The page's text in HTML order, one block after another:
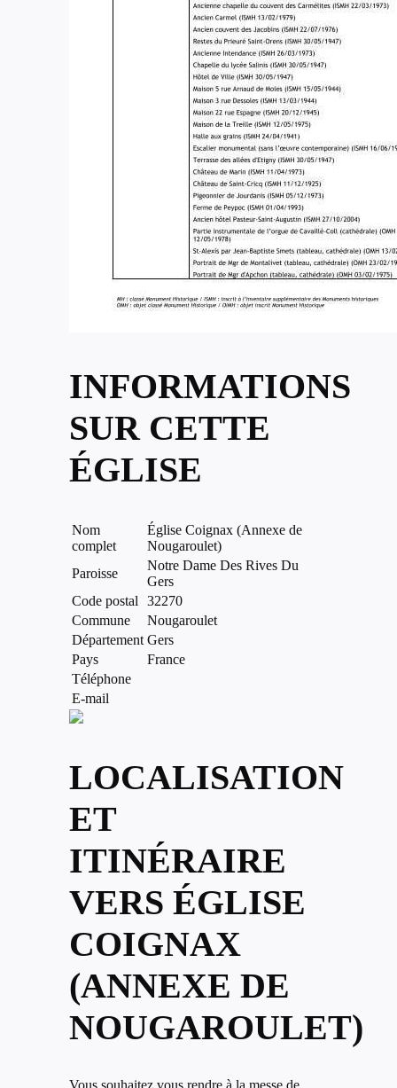
INFORMATIONS
SUR CETTE
ÉGLISE
Nom
complet
Église Coignax (Annexe de
Nougaroulet)
Paroisse
Notre Dame Des Rives Du
Gers
Code postal
32270
Commune
Nougaroulet
Département Gers
Pays
France
Téléphone
E-mail
LOCALISATION
ET
ITINÉRAIRE
VERS ÉGLISE
COIGNAX
(ANNEXE DE
NOUGAROULET)